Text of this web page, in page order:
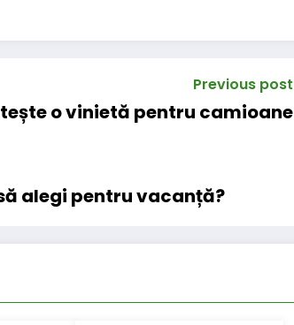
Previous post
o vinietă pentru camioane
alegi pentru vacanță?